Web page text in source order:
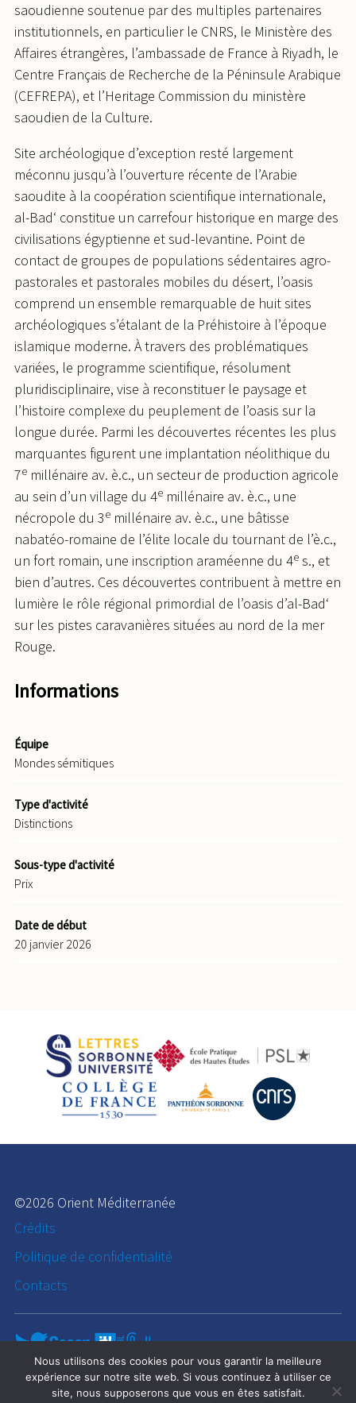
saoudienne soutenue par des multiples partenaires
institutionnels, en particulier le CNRS, le Ministère des
Affaires étrangères, l’ambassade de France à Riyadh, le
Centre Français de Recherche de la Péninsule Arabique
(CEFREPA), et l’Heritage Commission du ministère
saoudien de la Culture.
Site archéologique d’exception resté largement
méconnu jusqu’à l’ouverture récente de l’Arabie
saoudite à la coopération scientifique internationale,
al-Bad‘ constitue un carrefour historique en marge des
civilisations égyptienne et sud-levantine. Point de
contact de groupes de populations sédentaires agro-
pastorales et pastorales mobiles du désert, l’oasis
comprend un ensemble remarquable de huit sites
archéologiques s’étalant de la Préhistoire à l’époque
islamique moderne. À travers des problématiques
variées, le programme scientifique, résolument
pluridisciplinaire, vise à reconstituer le paysage et
l’histoire complexe du peuplement de l’oasis sur la
longue durée. Parmi les découvertes récentes les plus
marquantes figurent une implantation néolithique du
7e millénaire av. è.c., un secteur de production agricole
au sein d’un village du 4e millénaire av. è.c., une
nécropole du 3e millénaire av. è.c., une bâtisse
nabatéo-romaine de l’élite locale du tournant de l’è.c.,
un fort romain, une inscription araméenne du 4e s., et
bien d’autres. Ces découvertes contribuent à mettre en
lumière le rôle régional primordial de l’oasis d’al-Bad‘
sur les pistes caravanières situées au nord de la mer
Rouge.
Informations
Équipe
Mondes sémitiques
Type d'activité
Distinctions
Sous-type d'activité
Prix
Date de début
20 janvier 2026
©2026 Orient Méditerranée
Crédits
Politique de confidentialité
Contacts
Nous utilisons des cookies pour vous garantir la meilleure
expérience sur notre site web. Si vous continuez à utiliser ce
site, nous supposerons que vous en êtes satisfait.